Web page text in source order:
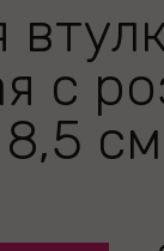
с
см